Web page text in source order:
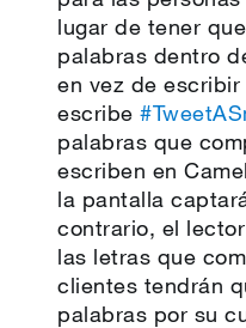
lugar de tener
palabras dentro
en vez de
escribe
palabras que
escriben en
la pantalla
contrario, el
las letras que
clientes tendrán
palabras por su